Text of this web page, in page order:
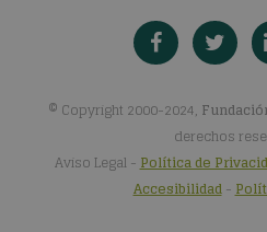
© Copyright 2000-2024,
derechos
Aviso Legal- Política de
Accesibilidad-